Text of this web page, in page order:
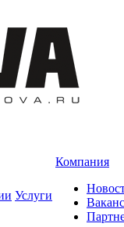
Услуги
Компания